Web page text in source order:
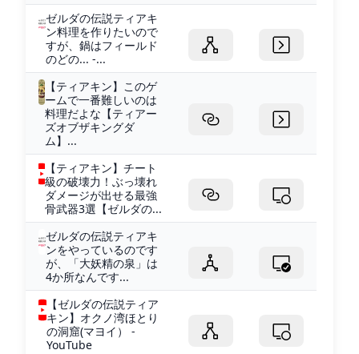
ゼルダの伝説ティアキ
ン料理を作りたいので
すが、鍋はフィールド
のどの... -...
【ティアキン】このゲ
ームで一番難しいのは
料理だよな【ティアー
ズオブザキングダ
ム】...
【ティアキン】チート
級の破壊力！ぶっ壊れ
ダメージが出せる最強
骨武器3選【ゼルダの...
ゼルダの伝説ティアキ
ンをやっているのです
が、「大妖精の泉」は
4か所なんです...
【ゼルダの伝説ティア
キン】オクノ湾ほとり
の洞窟(マヨイ） -
YouTube